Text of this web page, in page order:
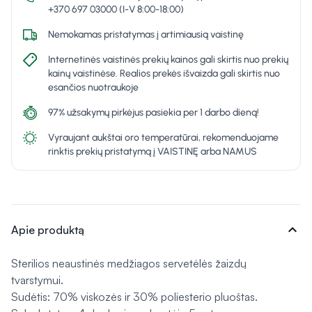
+370 697 03000 (I-V 8:00-18:00)
Nemokamas pristatymas į artimiausią vaistinę
Internetinės vaistinės prekių kainos gali skirtis nuo prekių
kainų vaistinėse. Realios prekės išvaizda gali skirtis nuo
esančios nuotraukoje
97% užsakymų pirkėjus pasiekia per 1 darbo dieną!
Vyraujant aukštai oro temperatūrai, rekomenduojame
rinktis prekių pristatymą į VAISTINĘ arba NAMUS
Apie produktą expand_more
Sterilios neaustinės medžiagos servetėlės žaizdų
tvarstymui.
Sudėtis: 70% viskozės ir 30% poliesterio pluoštas.